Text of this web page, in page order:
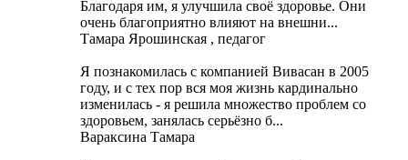
Благодаря им, я улучшила своё здоровье. Они
очень благоприятно влияют на внешни...
Тамара Ярошинская , педагог
Я познакомилась с компанией Вивасан в 2005
году, и с тех пор вся моя жизнь кардинально
изменилась - я решила множество проблем со
здоровьем, занялась серьёзно б...
Вараксина Тамара